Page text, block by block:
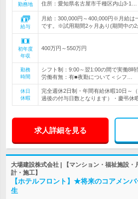
勤務地
住所：愛知県名古屋市千種区内山3-1…
給与
月給：300,000円～400,000円※月給は
です。※試用期間2ヶ月あり(期間中の2
初年度
年収
400万円～550万円
勤務
時間
シフト制：9:00～翌1:00の間で実働8
労働有無：有■夜勤について＜シフ…
休日
休暇
完全週休2日制・年間有給休暇10日～
過後の付与日数となります）・慶弔休
求人詳細を見る
大場建設株式会社 | 【マンション・福祉施設・
計・施工】
【ホテルフロント】★将来のコアメン
生